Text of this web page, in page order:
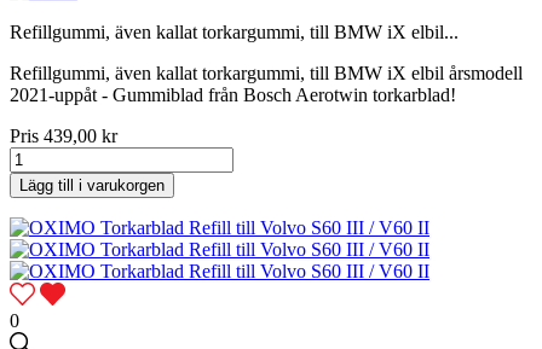
Refillgummi, även kallat torkargummi, till BMW iX elbil...
Refillgummi, även kallat torkargummi, till BMW iX elbil årsmodell
2021-uppåt - Gummiblad från Bosch Aerotwin torkarblad!
Pris 439,00 kr
Lägg till i varukorgen
0